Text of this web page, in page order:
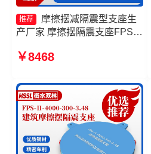
推荐
摩擦摆减隔震型支座生
产厂家 摩擦摆隔震支座FPSII-
摆隔震支座FPSII-10000-350-
FPSII-2000-350-3.81生产厂
家
￥8468